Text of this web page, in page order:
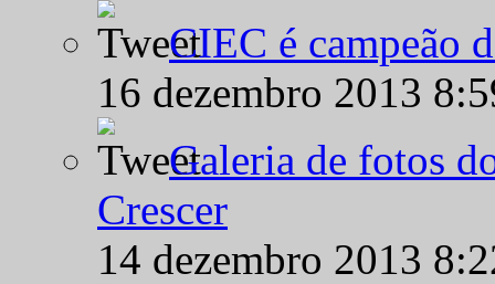
CIEC é campeão
16 dezembro 2013
Galeria de fotos
Crescer
14 dezembro 2013